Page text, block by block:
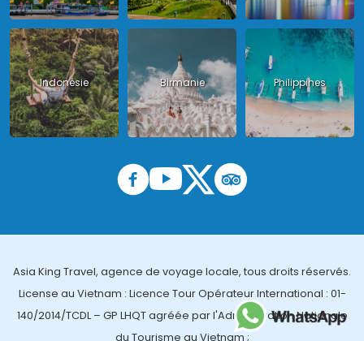
Indonésie Birmanie Philippines
Asia King Travel, agence de voyage locale, tous droits réservés.
License au Vietnam : Licence Tour Opérateur International : 01-
140/2014/TCDL – GP LHQT agréée par l'Administration Nationale
du Tourisme au Vietnam ;